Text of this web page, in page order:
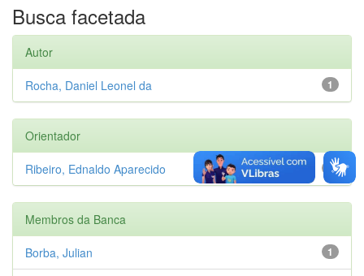
Busca facetada
Autor
1
Rocha, Daniel Leonel da
Orientador
1
Ribeiro, Ednaldo Aparecido
Membros da Banca
1
Borba, Julian